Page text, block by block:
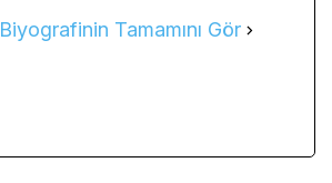
Biyografinin Tamamını Gör